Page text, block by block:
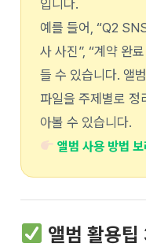
입니다.
예를 들어, “Q2
사 사진”, “계약 완
들 수 있습니다. 앨
파일을 주제별로 정
아볼 수 있습니다.
앨범 사용 방법 보
앨범 활용